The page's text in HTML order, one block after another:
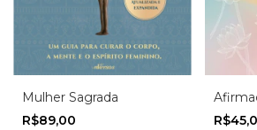
Mulher Sagrada
R$89,00